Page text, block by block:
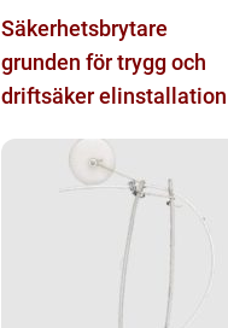
Säkerhetsbrytare
grunden för trygg och
driftsäker elinstallation